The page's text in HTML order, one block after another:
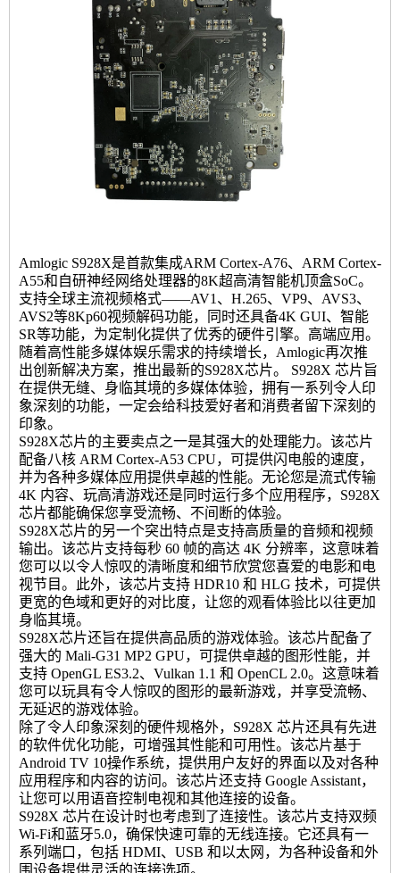
Amlogic S928X是首款集成ARM Cortex-A76、ARM Cortex-
A55和自研神经网络处理器的8K超高清智能机顶盒SoC。
支持全球主流视频格式——AV1、H.265、VP9、AVS3、
AVS2等8Kp60视频解码功能，同时还具备4K GUI、智能
SR等功能，为定制化提供了优秀的硬件引擎。高端应用。
随着高性能多媒体娱乐需求的持续增长，Amlogic再次推
出创新解决方案，推出最新的S928X芯片。 S928X 芯片旨
在提供无缝、身临其境的多媒体体验，拥有一系列令人印
象深刻的功能，一定会给科技爱好者和消费者留下深刻的
印象。
S928X芯片的主要卖点之一是其强大的处理能力。该芯片
配备八核 ARM Cortex-A53 CPU，可提供闪电般的速度，
并为各种多媒体应用提供卓越的性能。无论您是流式传输
4K 内容、玩高清游戏还是同时运行多个应用程序，S928X
芯片都能确保您享受流畅、不间断的体验。
S928X芯片的另一个突出特点是支持高质量的音频和视频
输出。该芯片支持每秒 60 帧的高达 4K 分辨率，这意味着
您可以以令人惊叹的清晰度和细节欣赏您喜爱的电影和电
视节目。此外，该芯片支持 HDR10 和 HLG 技术，可提供
更宽的色域和更好的对比度，让您的观看体验比以往更加
身临其境。
S928X芯片还旨在提供高品质的游戏体验。该芯片配备了
强大的 Mali-G31 MP2 GPU，可提供卓越的图形性能，并
支持 OpenGL ES3.2、Vulkan 1.1 和 OpenCL 2.0。这意味着
您可以玩具有令人惊叹的图形的最新游戏，并享受流畅、
无延迟的游戏体验。
除了令人印象深刻的硬件规格外，S928X 芯片还具有先进
的软件优化功能，可增强其性能和可用性。该芯片基于
Android TV 10操作系统，提供用户友好的界面以及对各种
应用程序和内容的访问。该芯片还支持 Google Assistant，
让您可以用语音控制电视和其他连接的设备。
S928X 芯片在设计时也考虑到了连接性。该芯片支持双频
Wi-Fi和蓝牙5.0，确保快速可靠的无线连接。它还具有一
系列端口，包括 HDMI、USB 和以太网，为各种设备和外
围设备提供灵活的连接选项。